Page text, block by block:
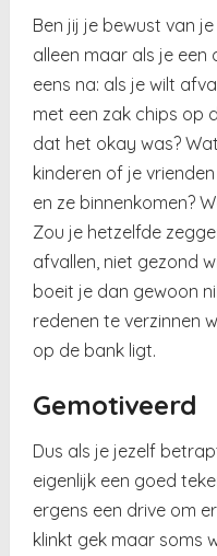
Ben jij je bewust van
alleen maar als je een
eens na: als je wilt
met een zak chips op
dat het okay was?
kinderen of je
en ze binnenkomen?
Zou je hetzelfde
afvallen, niet gezond
boeit je dan gewoon
redenen te verzinnen
op de bank ligt.
Gemotiveerd
Dus als je jezelf
eigenlijk een goed
ergens een drive om
klinkt gek maar soms